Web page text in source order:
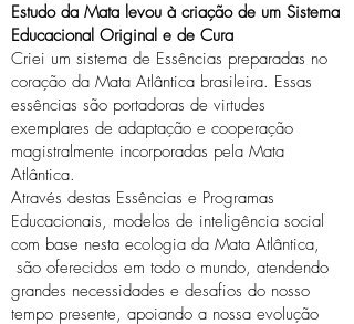
Estudo da Mata levou à criação de um Sistema
Educacional Original e de Cura
Criei um sistema de Essências preparadas no
coração da Mata Atlântica brasileira. Essas
essências são portadoras de virtudes
exemplares de adaptação e cooperação
magistralmente incorporadas pela Mata
Atlântica.
Através destas Essências e Programas
Educacionais, modelos de inteligência social
com base nesta ecologia da Mata Atlântica,
são oferecidos em todo o mundo, atendendo
grandes necessidades e desafios do nosso
tempo presente, apoiando a nossa evolução